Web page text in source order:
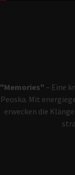
"Memories" – Eine
Peoska. Mit
erwecken die